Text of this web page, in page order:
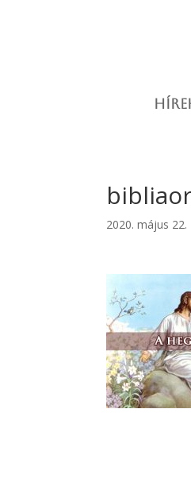
2020. május 22.